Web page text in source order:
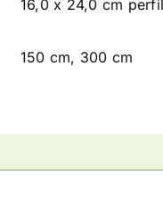
16,0 x 24,0 cm
150 cm, 300 cm